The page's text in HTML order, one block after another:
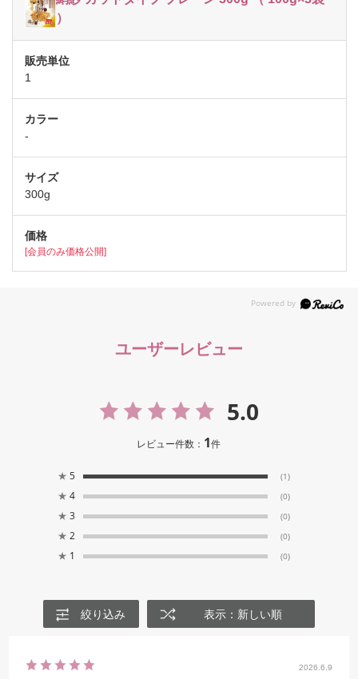
）
1
-
300g
[会員のみ価格公開]
ユーザーレビュー
5.0
レビュー件数： 1件
★ 5 (1)
★ 4 (0)
★ 3 (0)
★ 2 (0)
★ 1 (0)
絞り込み 表示：新しい順
2026.6.9